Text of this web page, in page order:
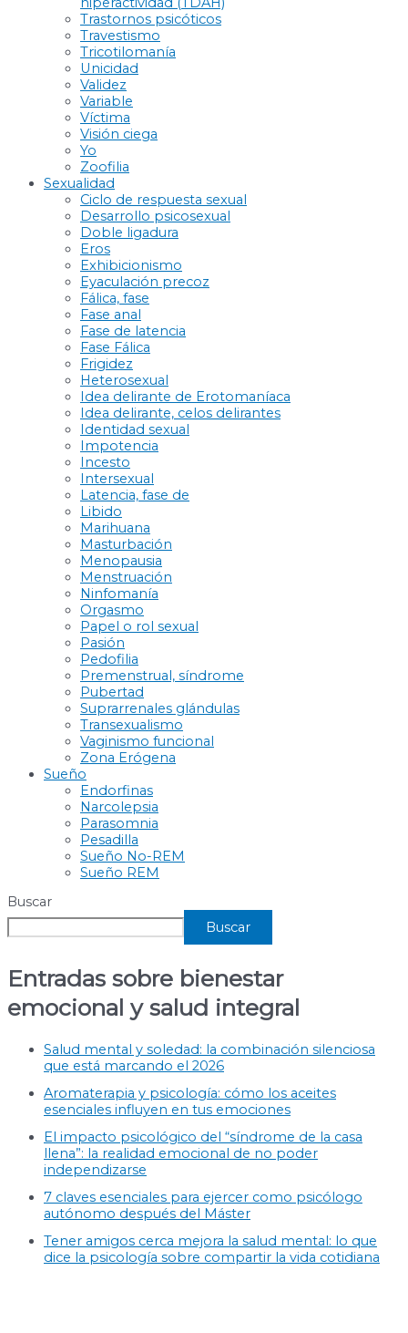
Trastornos psicóticos
Travestismo
Tricotilomanía
Unicidad
Validez
Variable
Víctima
Visión ciega
Yo
Zoofilia
Sexualidad
Ciclo de respuesta sexual
Desarrollo psicosexual
Doble ligadura
Eros
Exhibicionismo
Eyaculación precoz
Fálica, fase
Fase anal
Fase de latencia
Fase Fálica
Frigidez
Heterosexual
Idea delirante de Erotomaníaca
Idea delirante, celos delirantes
Identidad sexual
Impotencia
Incesto
Intersexual
Latencia, fase de
Libido
Marihuana
Masturbación
Menopausia
Menstruación
Ninfomanía
Orgasmo
Papel o rol sexual
Pasión
Pedofilia
Premenstrual, síndrome
Pubertad
Suprarrenales glándulas
Transexualismo
Vaginismo funcional
Zona Erógena
Sueño
Endorfinas
Narcolepsia
Parasomnia
Pesadilla
Sueño No-REM
Sueño REM
Buscar
Buscar
Entradas sobre bienestar
emocional y salud integral
Salud mental y soledad: la combinación silenciosa
que está marcando el 2026
Aromaterapia y psicología: cómo los aceites
esenciales influyen en tus emociones
El impacto psicológico del “síndrome de la casa
llena”: la realidad emocional de no poder
independizarse
7 claves esenciales para ejercer como psicólogo
autónomo después del Máster
Tener amigos cerca mejora la salud mental: lo que
dice la psicología sobre compartir la vida cotidiana